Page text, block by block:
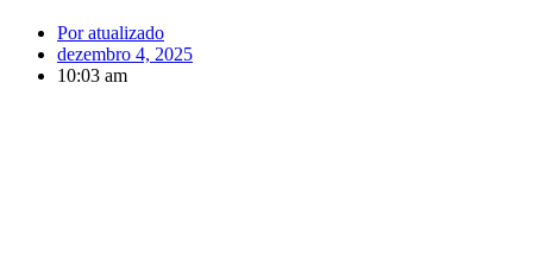
Poratualizado
dezembro 4, 2025
10:03 am